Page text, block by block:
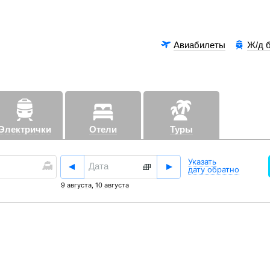
Авиабилеты Ж/д
Отели Туры
9 августа,10 августа
Указать
дату обратно